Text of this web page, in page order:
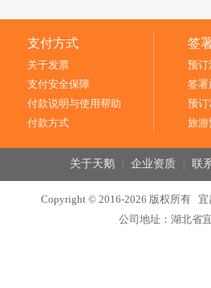
支付方式
关于发票
支付安全保障
付款说明与使用帮助
付款方式
签
预订
签署
预订
旅游
关于天鹅| 企业资质| 联
Copyright © 2016-2026 版权所有
公司地址：湖北省